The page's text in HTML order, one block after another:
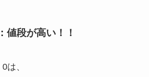
段が高い！！
は、